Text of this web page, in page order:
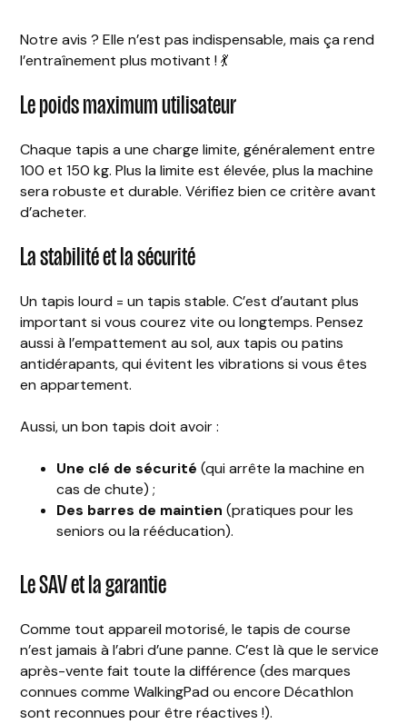
Notre avis ? Elle n’est pas indispensable, mais ça rend
l’entraînement plus motivant ! 💃
Le poids maximum utilisateur
Chaque tapis a une charge limite, généralement entre
100 et 150 kg. Plus la limite est élevée, plus la machine
sera robuste et durable. Vérifiez bien ce critère avant
d’acheter.
La stabilité et la sécurité
Un tapis lourd = un tapis stable. C’est d’autant plus
important si vous courez vite ou longtemps. Pensez
aussi à l’empattement au sol, aux tapis ou patins
antidérapants, qui évitent les vibrations si vous êtes
en appartement.
Aussi, un bon tapis doit avoir :
Une clé de sécurité (qui arrête la machine en
cas de chute) ;
Des barres de maintien (pratiques pour les
seniors ou la rééducation).
Le SAV et la garantie
Comme tout appareil motorisé, le tapis de course
n’est jamais à l’abri d’une panne. C’est là que le service
après-vente fait toute la différence (des marques
connues comme WalkingPad ou encore Décathlon
sont reconnues pour être réactives !).